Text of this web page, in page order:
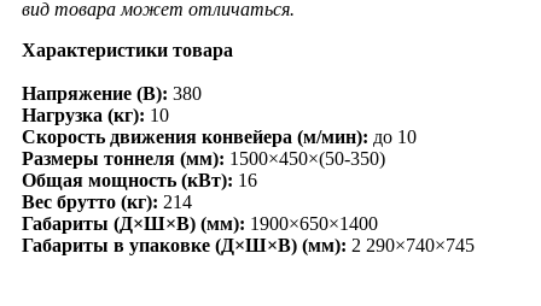
вид товара может отличаться.
Характеристики товара
Напряжение (В): 380
Нагрузка (кг): 10
Скорость движения конвейера (м/мин): до 10
Размеры тоннеля (мм): 1500×450×(50-350)
Общая мощность (кВт): 16
Вес брутто (кг): 214
Габариты (Д×Ш×В) (мм): 1900×650×1400
Габариты в упаковке (Д×Ш×В) (мм): 2 290×740×745